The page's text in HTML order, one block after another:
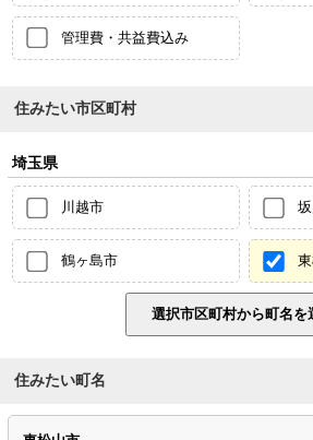
管理費・共益費込み
住みたい市区町村
埼玉県
川越市
鶴ヶ島市
住みたい町名